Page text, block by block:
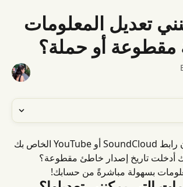
تعديل المعلومات
مقطوعة أو حملة؟
هل لاحظتَ للتو أن رابط SoundCloud أو YouTube الخاص بك
أدخلت تاريخ إصدار خاطئ مقطوعة؟
بسهولة مباشرةً من حسابك!